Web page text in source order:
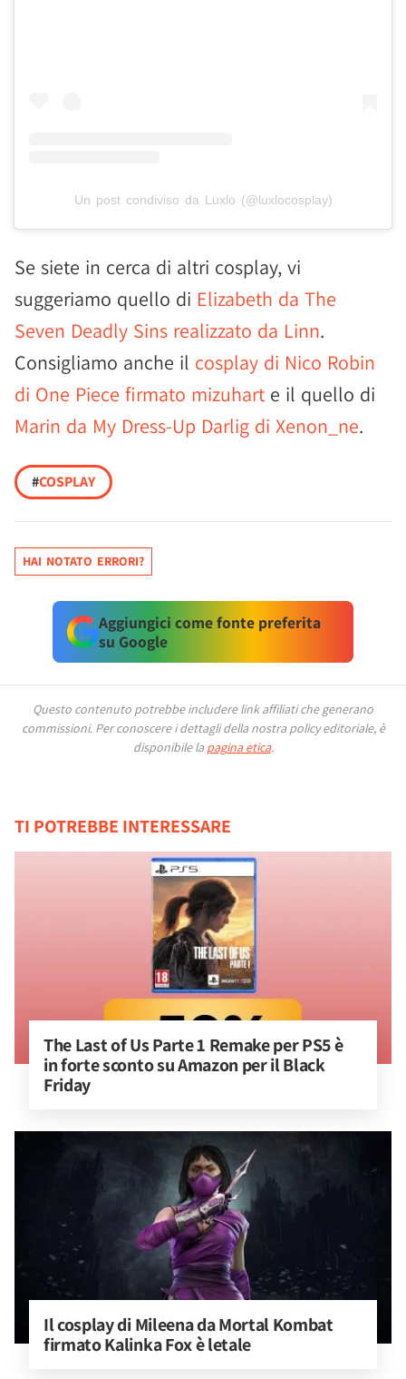
Un post condiviso da Luxlo (@luxlocosplay)
Se siete in cerca di altri cosplay, vi
suggeriamo quello di Elizabeth da The
Seven Deadly Sins realizzato da Linn.
Consigliamo anche il cosplay di Nico Robin
di One Piece firmato mizuhart e il quello di
Marin da My Dress-Up Darlig di Xenon_ne.
#COSPLAY
HAI NOTATO ERRORI?
Aggiungici come fonte preferita
su Google
Questo contenuto potrebbe includere link affiliati che generano
commissioni. Per conoscere i dettagli della nostra policy editoriale, è
disponibile la pagina etica.
TI POTREBBE INTERESSARE
The Last of Us Parte 1 Remake per PS5 è
in forte sconto su Amazon per il Black
Friday
Il cosplay di Mileena da Mortal Kombat
firmato Kalinka Fox è letale